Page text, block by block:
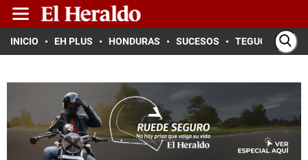
INICIO EH PLUS HONDURAS SUCESOS TEGUCIGALPA